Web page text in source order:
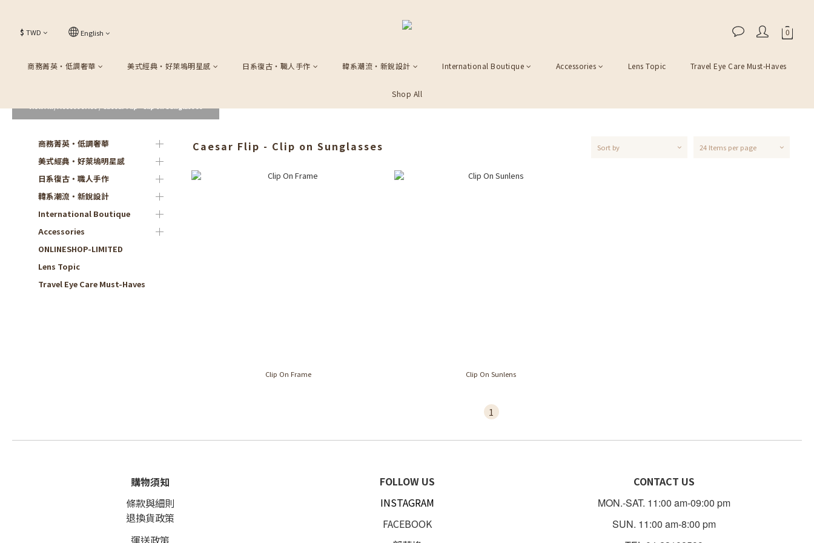
$ TWD English
商務菁英・低調奢華 美式經典・好萊塢明星感 日系復古・職人手作 韓系潮流・新銳設計 International Boutique Accessories Lens Topic Travel Eye Care Must-Haves
Shop All
View All/Accessories/Caesar Flip - Clip on Sunglasses
商務菁英・低調奢華
美式經典・好萊塢明星感
日系復古・職人手作
韓系潮流・新銳設計
International Boutique
Accessories
ONLINESHOP-LIMITED
Lens Topic
Travel Eye Care Must-Haves
Caesar Flip - Clip on Sunglasses Sort by 24 Items per page
Clip On Frame Clip On Sunlens
1
購物須知
條款與細則
退換貨政策
運送政策
FOLLOW US
INSTAGRAM
FACEBOOK
CONTACT US
MON.-SAT. 11:00 am-09:00 pm
SUN. 11:00 am-8:00 pm